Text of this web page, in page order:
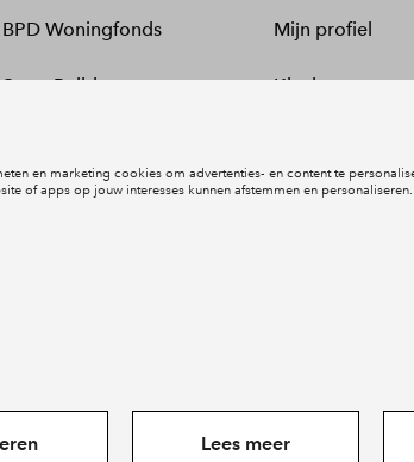
BPD Woningfonds
SmartBuilds
Werken bij
Mijn profiel
Klachten